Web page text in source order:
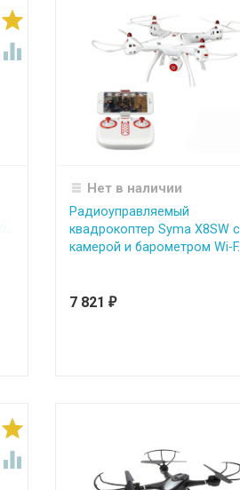


Нет в наличии
Радиоуправляемый
квадрокоптер Syma X8SW с
камерой и барометром Wi-F...
7 821₽

